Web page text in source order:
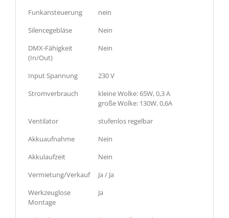
Funkansteuerung
nein
Silencegebläse
Nein
DMX-Fähigkeit
(In/Out)
Nein
Input Spannung
230 V
Stromverbrauch
kleine Wolke: 65W, 0,3 A
große Wolke: 130W, 0,6A
Ventilator
stufenlos regelbar
Akkuaufnahme
Nein
Akkulaufzeit
Nein
Vermietung/Verkauf
Ja / Ja
Werkzeuglose
Montage
Ja